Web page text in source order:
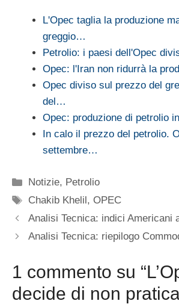
L'Opec taglia la produzione
greggio…
Petrolio: i paesi dell'Opec
Opec: l'Iran non ridurrà la
Opec diviso sul prezzo del
del…
Opec: produzione di petrolio
In calo il prezzo del petrolio.
settembre…
Categorie
Notizie, Petrolio
Tag
Chakib Khelil ,OPEC
Analisi Tecnica: indici Americani
Analisi Tecnica: riepilogo
1 commento su
decide di non